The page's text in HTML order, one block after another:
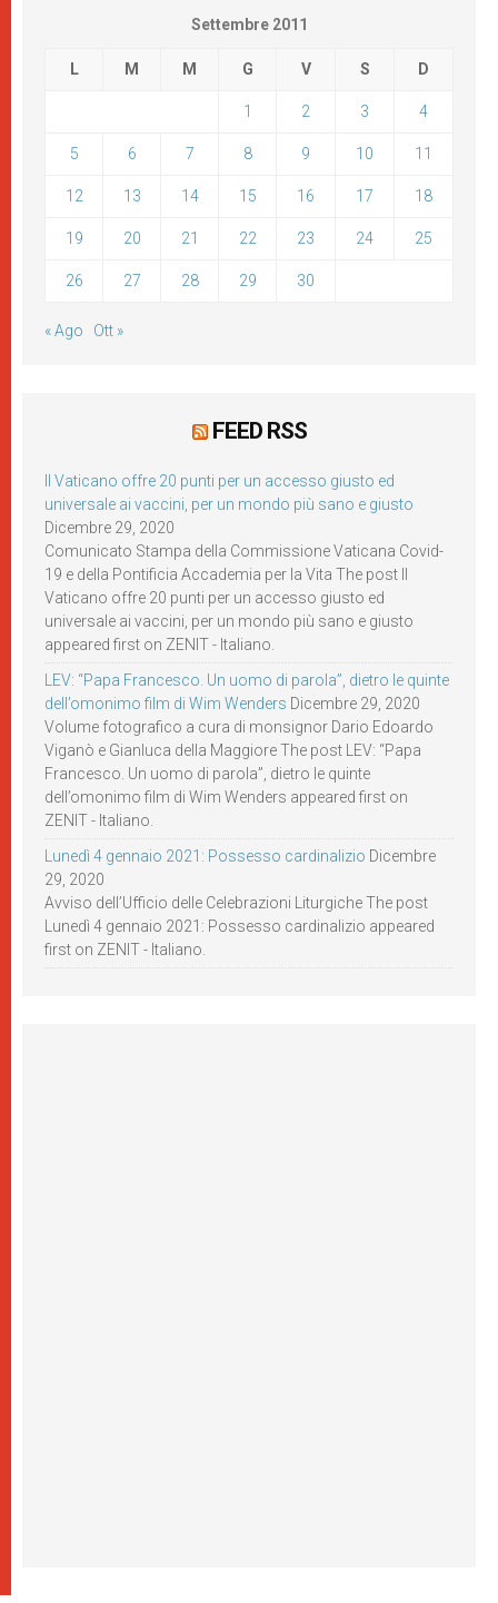
Settembre 2011
L M M G V S D
1 2 3 4
5 6 7 8 9 10 11
12 13 14 15 16 17 18
19 20 21 22 23 24 25
26 27 28 29 30
« Ago Ott »
FEED RSS
Il Vaticano offre 20 punti per un accesso giusto ed
universale ai vaccini, per un mondo più sano e giusto
Dicembre 29, 2020
Comunicato Stampa della Commissione Vaticana Covid-
19 e della Pontificia Accademia per la Vita The post Il
Vaticano offre 20 punti per un accesso giusto ed
universale ai vaccini, per un mondo più sano e giusto
appeared first on ZENIT - Italiano.
LEV: “Papa Francesco. Un uomo di parola”, dietro le quinte
dell’omonimo film di Wim Wenders Dicembre 29, 2020
Volume fotografico a cura di monsignor Dario Edoardo
Viganò e Gianluca della Maggiore The post LEV: “Papa
Francesco. Un uomo di parola”, dietro le quinte
dell’omonimo film di Wim Wenders appeared first on
ZENIT - Italiano.
Lunedì 4 gennaio 2021: Possesso cardinalizio Dicembre
29, 2020
Avviso dell’Ufficio delle Celebrazioni Liturgiche The post
Lunedì 4 gennaio 2021: Possesso cardinalizio appeared
first on ZENIT - Italiano.